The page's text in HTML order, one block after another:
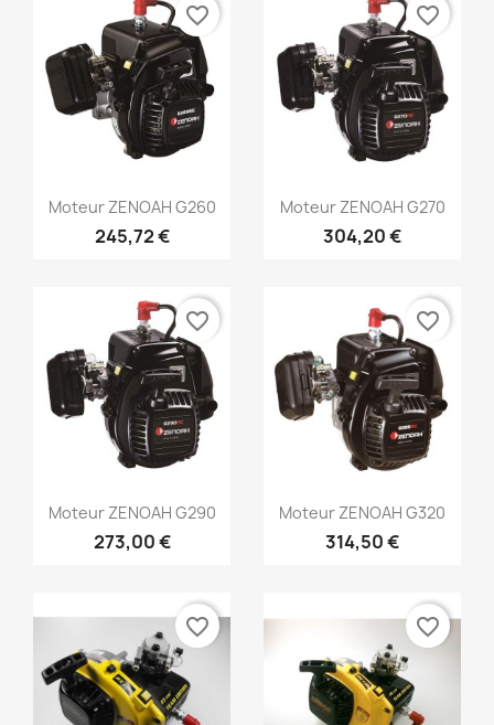
Aperçu rapide
Moteur ZENOAH G260
245,72 €
favorite_border
Aperçu rapide
Moteur ZENOAH G270
304,20 €
favorite_border
Aperçu rapide
Moteur ZENOAH G290
273,00 €
favorite_border
Aperçu rapide
Moteur ZENOAH G320
314,50 €
favorite_border
favorite_border favorite_border